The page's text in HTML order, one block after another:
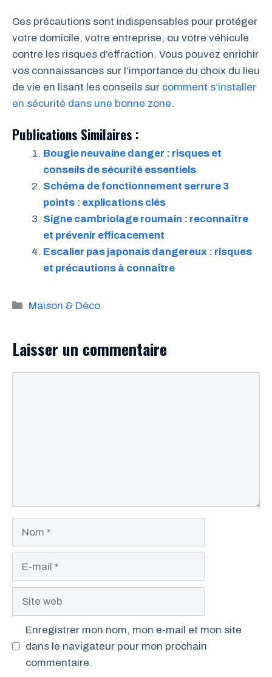
Ces précautions sont indispensables pour protéger
votre domicile, votre entreprise, ou votre véhicule
contre les risques d’effraction. Vous pouvez enrichir
vos connaissances sur l’importance du choix du lieu
de vie en lisant les conseils sur comment s’installer
en sécurité dans une bonne zone.
Publications Similaires :
Bougie neuvaine danger : risques et
conseils de sécurité essentiels
Schéma de fonctionnement serrure 3
points : explications clés
Signe cambriolage roumain : reconnaître
et prévenir efficacement
Escalier pas japonais dangereux : risques
et précautions à connaître
Catégories
Maison & Déco
Laisser un commentaire
Site
Enregistrer mon nom, mon e-mail et mon site
dans le navigateur pour mon prochain
commentaire.